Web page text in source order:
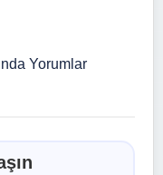
Yorumlar